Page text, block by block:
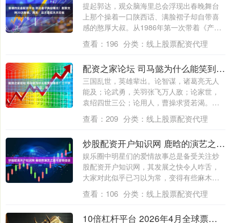
提起郭达，观众脑海里总会浮现出春晚舞台
上那个操着一口陕西话、满脸褶子却自带喜
感的憨厚大叔。从1986年第一次带着《产房
门....
查看： 196 分类： 线上股票配资代理
配资之家论坛 司马懿为什么能笑到最后？三个字：熬、忍、狠
三国乱世，英雄辈出。论智谋，诸葛亮无人
能及；论武勇，关羽张飞万人敌；论家世，
袁绍四世三公；论用人，曹操求贤若渴。可
最后摘....
查看： 209 分类： 线上股票配资代理
炒股配资开户知识网 鹿晗的演艺之路与爱情佳话
娱乐圈中明星们的爱情故事总是备受关注炒
股配资开户知识网，其发展之快令人咋舌，
大家对此似乎已习以为常，变得有些麻木。
本期....
查看： 106 分类： 线上股票配资代理
10倍杠杆平台 2026年4月全球票房前五电影盘点：迈克尔·杰克逊传记片登顶